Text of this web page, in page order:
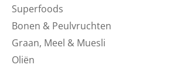
Superfoods
Bonen & Peulvruchten
Graan, Meel & Muesli
Oliën